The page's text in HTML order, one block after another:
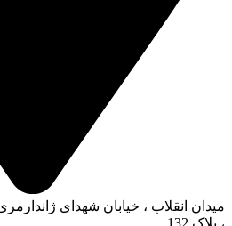
میدان انقلاب ، خیابان شهدای